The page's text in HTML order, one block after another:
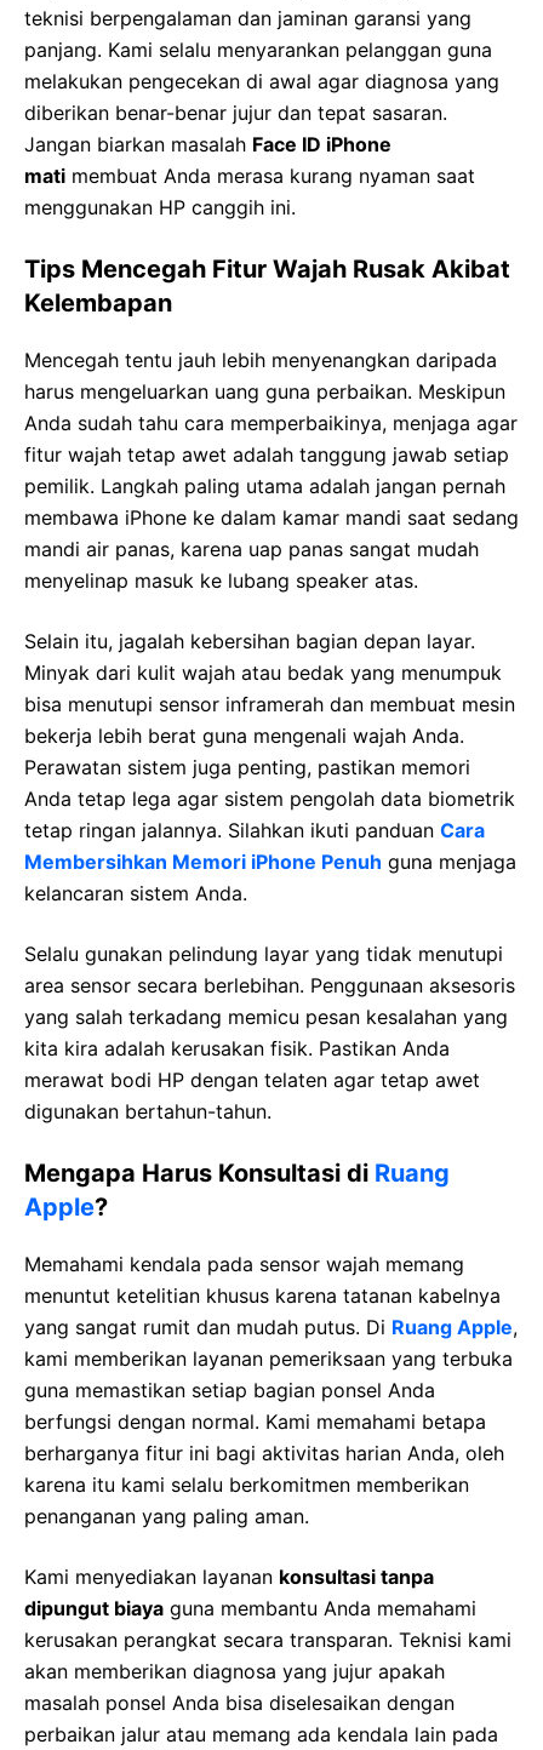
teknisi berpengalaman dan jaminan garansi yang
panjang. Kami selalu menyarankan pelanggan guna
melakukan pengecekan di awal agar diagnosa yang
diberikan benar-benar jujur dan tepat sasaran.
Jangan biarkan masalah Face ID iPhone
mati membuat Anda merasa kurang nyaman saat
menggunakan HP canggih ini.
Tips Mencegah Fitur Wajah Rusak Akibat
Kelembapan
Mencegah tentu jauh lebih menyenangkan daripada
harus mengeluarkan uang guna perbaikan. Meskipun
Anda sudah tahu cara memperbaikinya, menjaga agar
fitur wajah tetap awet adalah tanggung jawab setiap
pemilik. Langkah paling utama adalah jangan pernah
membawa iPhone ke dalam kamar mandi saat sedang
mandi air panas, karena uap panas sangat mudah
menyelinap masuk ke lubang speaker atas.
Selain itu, jagalah kebersihan bagian depan layar.
Minyak dari kulit wajah atau bedak yang menumpuk
bisa menutupi sensor inframerah dan membuat mesin
bekerja lebih berat guna mengenali wajah Anda.
Perawatan sistem juga penting, pastikan memori
Anda tetap lega agar sistem pengolah data biometrik
tetap ringan jalannya. Silahkan ikuti panduan Cara
Membersihkan Memori iPhone Penuh guna menjaga
kelancaran sistem Anda.
Selalu gunakan pelindung layar yang tidak menutupi
area sensor secara berlebihan. Penggunaan aksesoris
yang salah terkadang memicu pesan kesalahan yang
kita kira adalah kerusakan fisik. Pastikan Anda
merawat bodi HP dengan telaten agar tetap awet
digunakan bertahun-tahun.
Mengapa Harus Konsultasi di Ruang
Apple?
Memahami kendala pada sensor wajah memang
menuntut ketelitian khusus karena tatanan kabelnya
yang sangat rumit dan mudah putus. Di Ruang Apple,
kami memberikan layanan pemeriksaan yang terbuka
guna memastikan setiap bagian ponsel Anda
berfungsi dengan normal. Kami memahami betapa
berharganya fitur ini bagi aktivitas harian Anda, oleh
karena itu kami selalu berkomitmen memberikan
penanganan yang paling aman.
Kami menyediakan layanan konsultasi tanpa
dipungut biaya guna membantu Anda memahami
kerusakan perangkat secara transparan. Teknisi kami
akan memberikan diagnosa yang jujur apakah
masalah ponsel Anda bisa diselesaikan dengan
perbaikan jalur atau memang ada kendala lain pada